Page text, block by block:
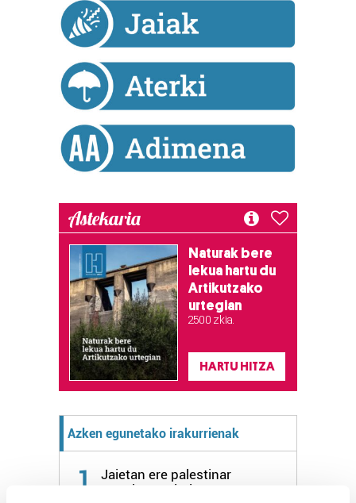
Astekaria
Naturak bere
lekua hartu du
Artikutzako
urtegian
2.500 zkia.
HARTU HITZA
Azken egunetako irakurrienak
1
Jaietan ere palestinar
erresistentziari